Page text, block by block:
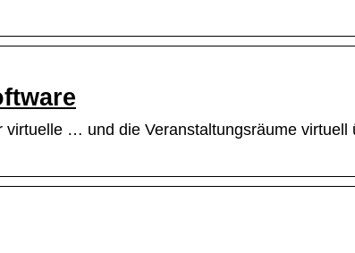
… und die Veranstaltungsräume virtuell